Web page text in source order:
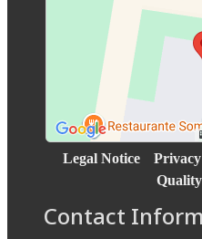
Legal Notice
Contact